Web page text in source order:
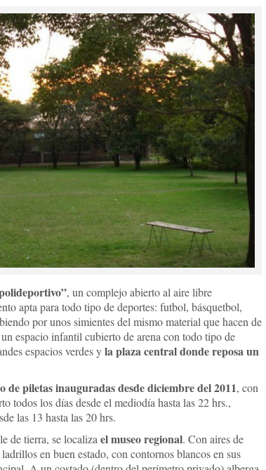
, un complejo abierto al aire libre
apta para todo tipo de deportes: futbol, básquetbol,
por unos simientes del mismo material que hacen de
espacio infantil cubierto de arena con todo tipo de
espacios verdes yla plaza central donde reposa un
de piletas inauguradas desde diciembre del 2011, con
todos los días desde el mediodía hasta las 22 hrs.,
las 13 hasta las 20 hrs.
de tierra, se localiza el museo regional. Con aires de
en buen estado, con contornos blancos en sus